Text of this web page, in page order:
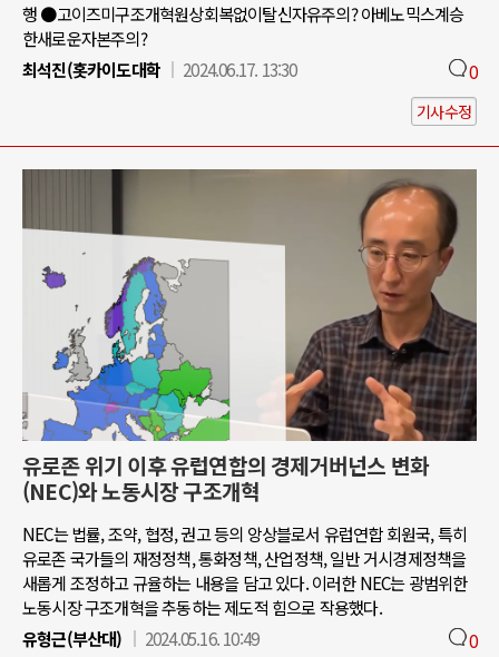
행 ●고이즈미구조개혁원상회복없이탈신자유주의? 아베노믹스계승
한새로운자본주의?
최석진(홋카이도대학
2024.06.17. 13:30 0
기사수정
유로존 위기 이후 유럽연합의 경제거버넌스 변화
(NEC)와 노동시장 구조개혁
NEC는 법률, 조약, 협정, 권고 등의 앙상블로서 유럽연합 회원국, 특히
유로존 국가들의 재정정책, 통화정책, 산업정책, 일반 거시경제정책을
새롭게 조정하고 규율하는 내용을 담고 있다. 이러한 NEC는 광범위한
노동시장 구조개혁을 추동하는 제도적 힘으로 작용했다.
유형근(부산대)
2024.05.16. 10:49 0